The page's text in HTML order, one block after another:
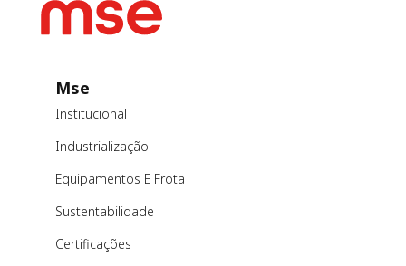
Mse
Institucional
Industrialização
Equipamentos E Frota
Sustentabilidade
Certificações